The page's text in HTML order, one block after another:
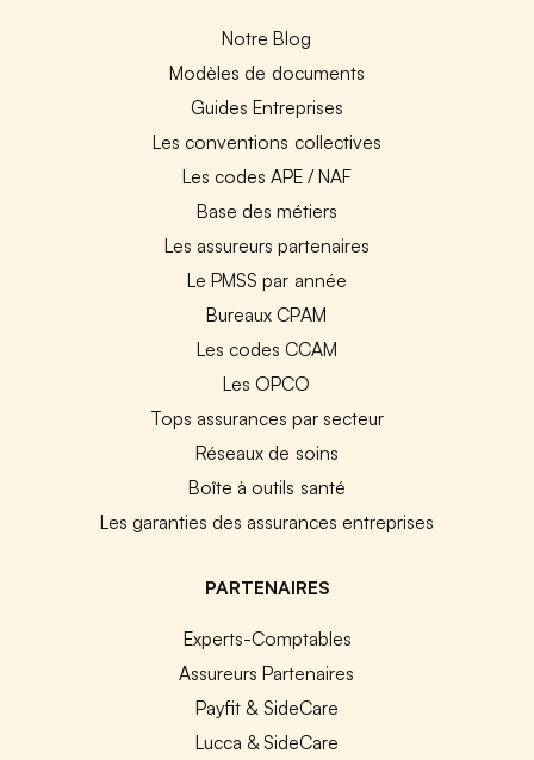
Notre Blog
Modèles de documents
Guides Entreprises
Les conventions collectives
Les codes APE / NAF
Base des métiers
Les assureurs partenaires
Le PMSS par année
Bureaux CPAM
Les codes CCAM
Les OPCO
Tops assurances par secteur
Réseaux de soins
Boîte à outils santé
Les garanties des assurances entreprises
PARTENAIRES
Experts-Comptables
Assureurs Partenaires
Payfit & SideCare
Lucca & SideCare